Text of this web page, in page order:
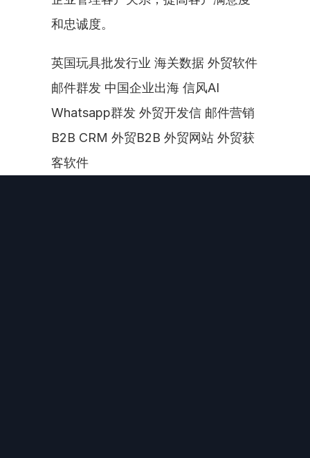
和忠诚度。
英国玩具批发行业 海关数据 外贸软件
邮件群发 中国企业出海 信风AI
Whatsapp群发 外贸开发信 邮件营销
B2B CRM 外贸B2B 外贸网站 外贸获
客软件